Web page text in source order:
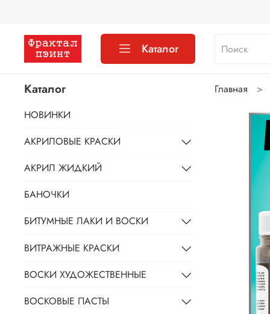
Каталог
Главная
Каталог
НОВИНКИ
АКРИЛОВЫЕ КРАСКИ
АКРИЛ ЖИДКИЙ
БАНОЧКИ
БИТУМНЫЕ ЛАКИ И ВОСКИ
ВИТРАЖНЫЕ КРАСКИ
ВОСКИ ХУДОЖЕСТВЕННЫЕ
ВОСКОВЫЕ ПАСТЫ